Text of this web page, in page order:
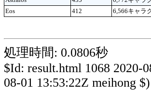
Eos
412 6,566キャラ
処理時間: 0.0806秒
$Id: result.html 1068 2020-
08-01 13:53:22Z meihong $)